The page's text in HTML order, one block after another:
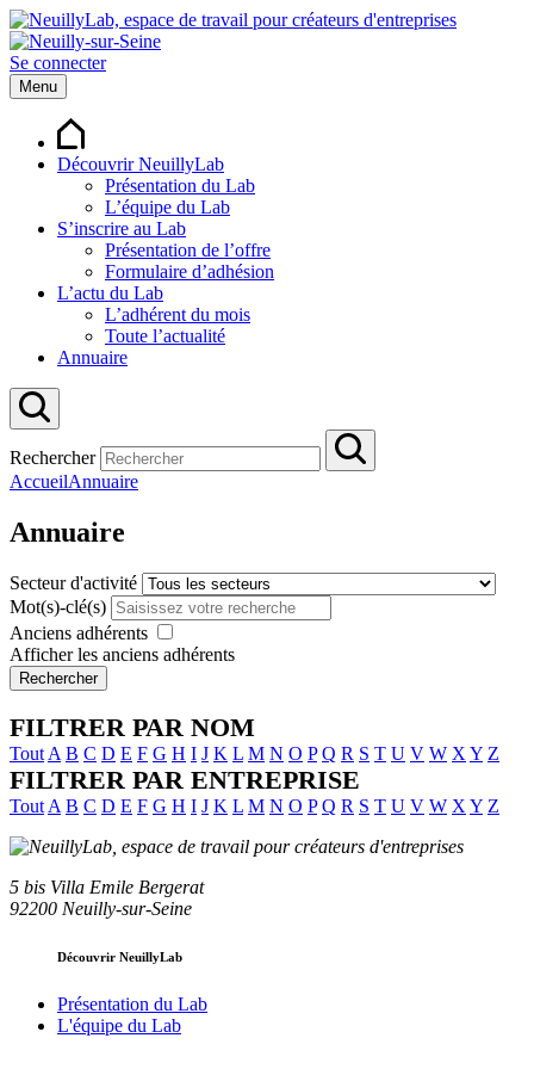
Se connecter
Menu
Découvrir NeuillyLab
Présentation du Lab
L’équipe du Lab
S’inscrire au Lab
Présentation de l’offre
Formulaire d’adhésion
L’actu du Lab
L’adhérent du mois
Toute l’actualité
Annuaire
Rechercher
AccueilAnnuaire
Annuaire
Secteur d'activité
Mot(s)-clé(s)
Anciens adhérents
Afficher les anciens adhérents
Rechercher
FILTRER PAR NOM
Tout A B C D E F G H I J K L M N O P Q R S T U V W X Y Z
FILTRER PAR ENTREPRISE
Tout A B C D E F G H I J K L M N O P Q R S T U V W X Y Z
5 bis Villa Emile Bergerat
92200 Neuilly-sur-Seine
Découvrir NeuillyLab
Présentation du Lab
L'équipe du Lab